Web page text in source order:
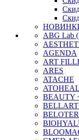
ABG Lab
AGENDA
ART
ARES
ATACHE
BEAUTY